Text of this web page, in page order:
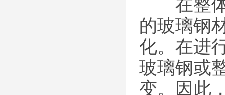
在整体
的玻璃钢
化。在进
玻璃钢或
变。因此